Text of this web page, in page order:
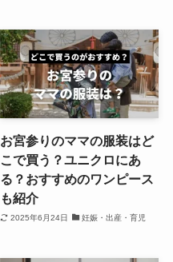
お宮参りのママの服装はど
こで買う？ユニクロにあ
る？おすすめのワンピース
も紹介
2025年6月24日 妊娠・出産・育児